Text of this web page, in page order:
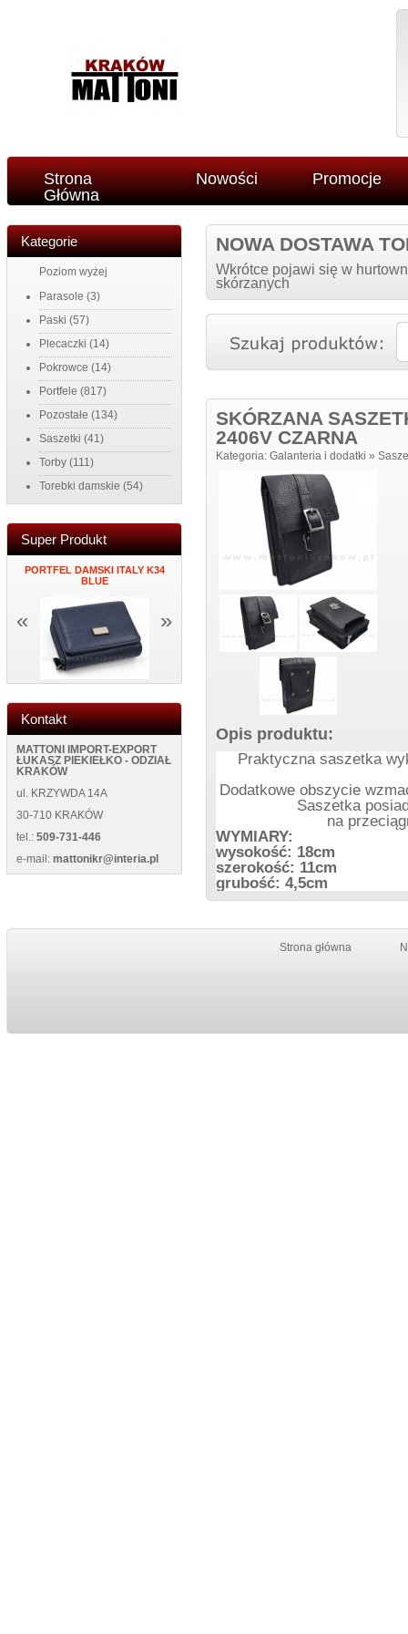
Strona
Główna
Nowości Promocje
Kategorie
Poziom wyżej
Parasole (3)
Paski (57)
Plecaczki (14)
Pokrowce (14)
Portfele (817)
Pozostałe (134)
Saszetki (41)
Torby (111)
Torebki damskie (54)
Super Produkt
PORTFEL DAMSKI ITALY K34
BLUE
ZEGAR NAKLEJANY NA
ŚCIANĘ NEW 5013 BLACK
« »
Kontakt
MATTONI IMPORT-EXPORT
ŁUKASZ PIEKIEŁKO - ODZIAŁ
KRAKÓW
ul. KRZYWDA 14A
30-710 KRAKÓW
tel.: 509-731-446
e-mail: mattonikr@interia.pl
NOWA DOSTAWA
Wkrótce pojawi się w
skórzanych
SKÓRZANA
2406V CZARNA
Kategoria: Galanteria i dodatki »
Opis produktu:
Praktyczna saszetka
Dodatkowe obszycie
Saszetka
na
WYMIARY:
wysokość: 18cm
szerokość: 11cm
grubość: 4,5cm
Strona główna